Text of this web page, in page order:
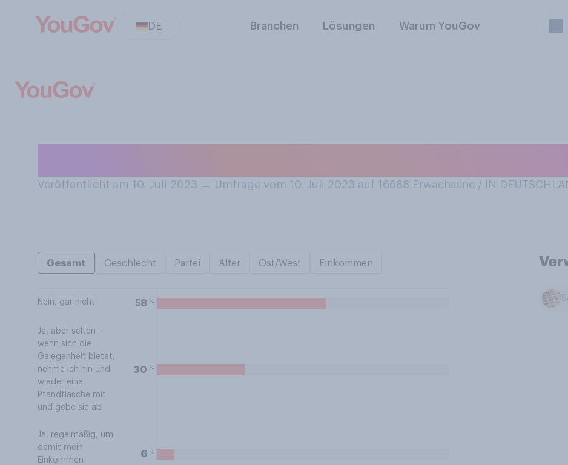
DE Branchen Lösungen Warum YouGov
Veröffentlicht am 10. Juli 2023 → Umfrage vom 10. Juli 2023 auf 16688 Erwachsene / IN
Gesamt Geschlecht Partei Alter Ost/West Einkommen
Nein, gar nicht 58 %
Ja, aber selten -
wenn sich die
Gelegenheit bietet,
nehme ich hin und
wieder eine
Pfandflasche mit
und gebe sie ab
30 %
Ja, regelmäßig, um
damit mein
Einkommen
6 %